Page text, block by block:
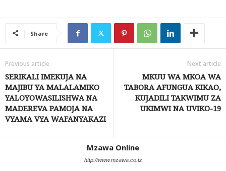
Share
Previous article
SERIKALI IMEKUJA NA
MAJIBU YA MALALAMIKO
YALOYOWASILISHWA NA
MADEREVA PAMOJA NA
VYAMA VYA WAFANYAKAZI
Next article
MKUU WA MKOA WA
TABORA AFUNGUA KIKAO,
KUJADILI TAKWIMU ZA
UKIMWI NA UVIKO-19
Mzawa Online
http://www.mzawa.co.tz